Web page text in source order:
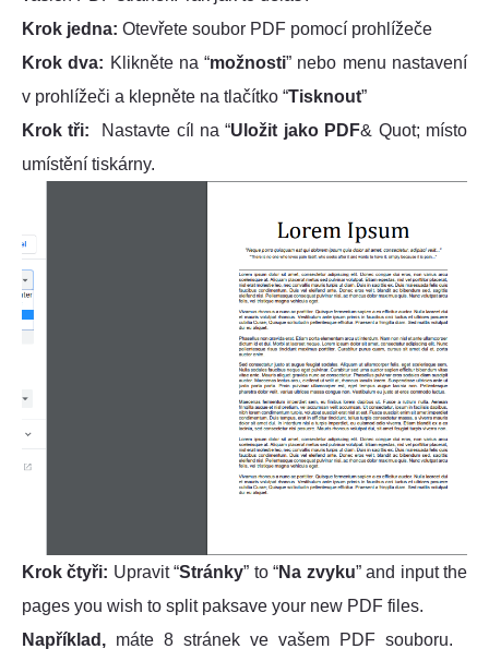
Krok jedna: Otevřete soubor PDF pomocí prohlížeče
Krok dva: Klikněte na “možnosti” nebo menu nastavení
v prohlížeči a klepněte na tlačítko “Tisknout”
Krok tři: Nastavte cíl na “Uložit jako PDF& Quot; místo
umístění tiskárny.
Krok čtyři: Upravit “Stránky” to “Na zvyku” and input the
pages you wish to split paksave your new PDF files.
Například, máte 8 stránek ve vašem PDF souboru.